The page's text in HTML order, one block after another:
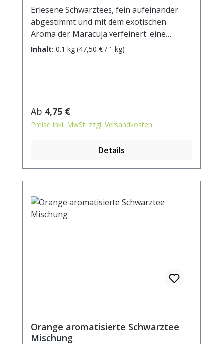
Erlesene Schwarztees, fein aufeinander
abgestimmt und mit dem exotischen
Aroma der Maracuja verfeinert: eine
klassisch-fruchtige Mischung für alle
Tee mit 1 l. kochendem Wasser aufgiessen.
Ziehzeit: ca. 3 min / anregend - 5 min /
beruhigend
Inhalt: 0.1 kg (47,50 € / 1 kg)
Regulärer Preis:
Ab 4,75 €
Preise inkl. MwSt. zzgl. Versandkosten
Details
Orange aromatisierte Schwarztee
Mischung